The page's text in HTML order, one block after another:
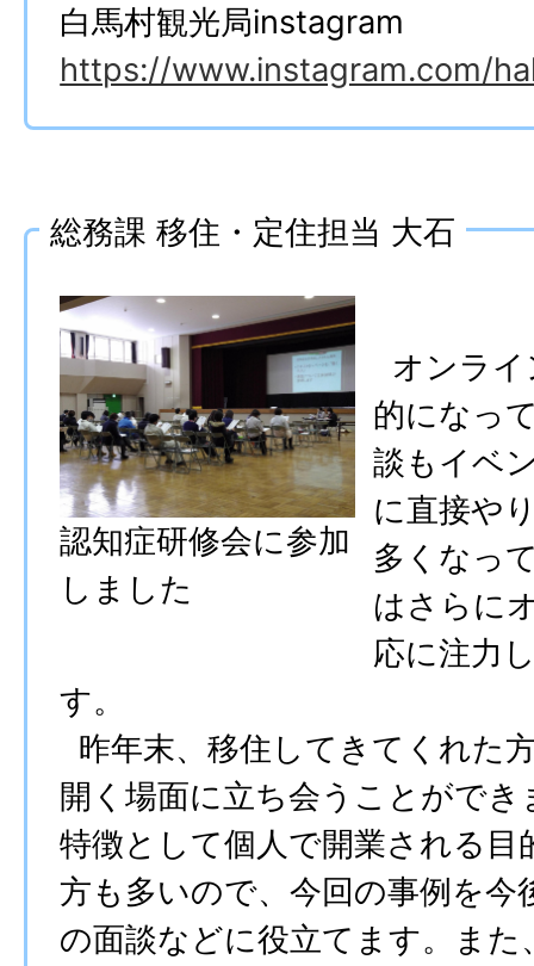
白馬村観光局instagram
https://www.instagram.com/
総務課 移住・定住担当 大石
認知症研修会に参加
しました
オンラ
的になっ
談もイベ
に直接や
多くなっ
はさらに
応に注力
す。
昨年末、移住してきてくれた
開く場面に立ち会うことがで
特徴として個人で開業される目
方も多いので、今回の事例を今
の面談などに役立てます。また